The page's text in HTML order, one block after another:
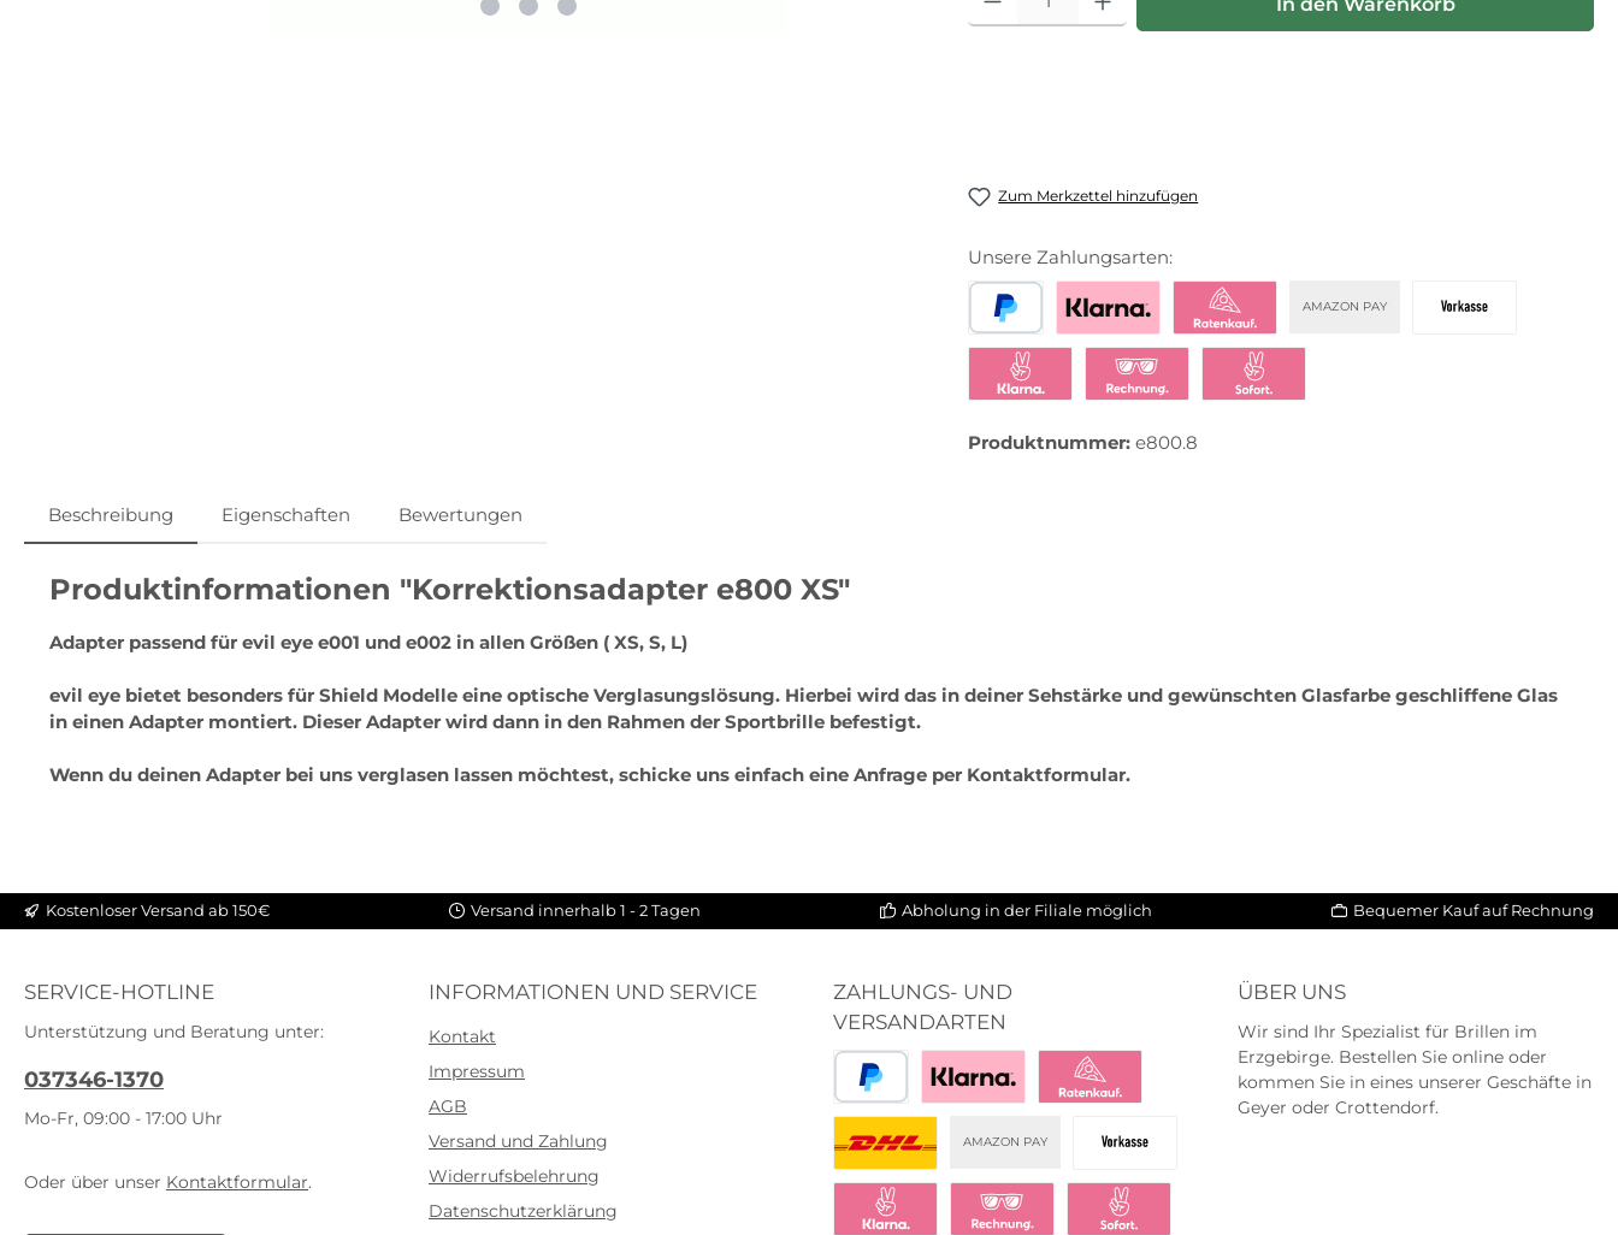
Zum Merkzettel hinzufügen
Unsere Zahlungsarten:
AMAZON PAY
PayPal Bezahlen mit KlarnaKlarna Ratenkauf
Produktnummer: e800.8
Beschreibung Eigenschaften Bewertungen
Produktinformationen "Korrektionsadapter e800 XS"
Adapter passend für evil eye e001 und e002 in allen Größen ( XS, S, L)
evil eye bietet besonders für Shield Modelle eine optische Verglasungslösung. Hierbei wird das in deiner Sehstärke und gewünschten Glasfarbe geschliffene Glas
in einen Adapter montiert. Dieser Adapter wird dann in den Rahmen der Sportbrille befestigt.
Wenn du deinen Adapter bei uns verglasen lassen möchtest, schicke uns einfach eine Anfrage per Kontaktformular.
Kostenloser Versand ab 150€ Versand innerhalb 1 - 2 Tagen Abholung in der Filiale möglich Bequemer Kauf auf Rechnung
SERVICE-HOTLINE
Unterstützung und Beratung unter:
037346-1370
Mo-Fr, 09:00 - 17:00 Uhr
Oder über unser Kontaktformular.
INFORMATIONEN UND SERVICE
Kontakt
Impressum
AGB
Versand und Zahlung
Widerrufsbelehrung
Datenschutzerklärung
ZAHLUNGS- UND
VERSANDARTEN
AMAZON PAY
PayPal
Vorkasse
Bezahlen mit Klarna
DHL
ÜBER UNS
Wir sind Ihr Spezialist für Brillen im
Erzgebirge. Bestellen Sie online oder
kommen Sie in eines unserer Geschäfte in
Geyer oder Crottendorf.